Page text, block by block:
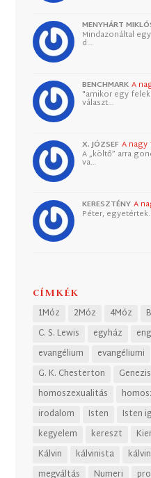
MENYHÁRT
Mindazonáltal
d…
BENCHMARK A
"amikor egy
választ…
X. JÓZSEF A
A „költő” arra
va…
KERESZTÉNY A
Péter,
CÍMKÉK
1Móz 2Móz 4Móz
C. S. Lewis
egyház
evangélium
evangéliumi
G. K. Chesterton
Genezis
homoszexualitás
irodalom
Isten Isten
kegyelem
kereszt
Kálvin
kálvinista
megváltás
Numeri